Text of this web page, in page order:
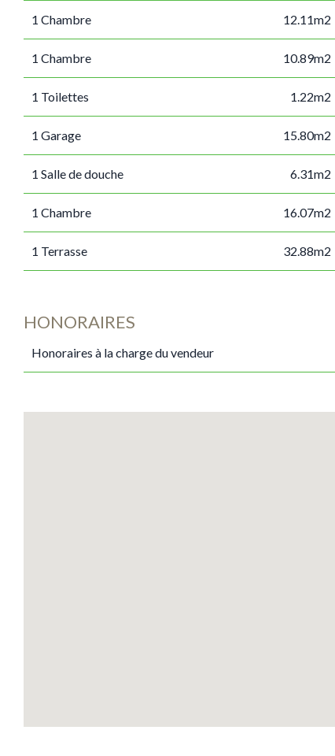
1 Chambre 12.11m2
1 Chambre 10.89m2
1 Toilettes 1.22m2
1 Garage 15.80m2
1 Salle de douche 6.31m2
1 Chambre 16.07m2
1 Terrasse 32.88m2
HONORAIRES
Honoraires à la charge du vendeur